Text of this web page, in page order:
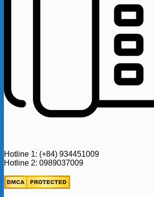
Hotline 1: (+84) 934451009
Hotline 2: 0989037009